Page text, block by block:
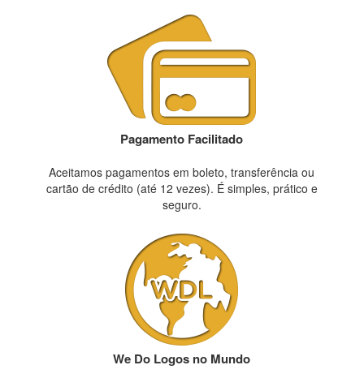
Pagamento Facilitado
Aceitamos pagamentos em boleto, transferência ou
cartão de crédito (até 12 vezes). É simples, prático e
seguro.
We Do Logos no Mundo